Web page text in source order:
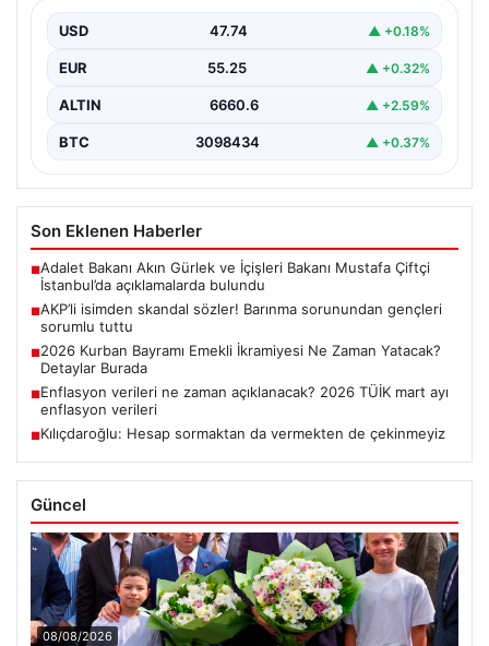
Sorunu ve Gençlerin Sorumluluğu Üzerine Tartışmalar",
"content":…
USD 47.74 ▲ +0.18%
EUR 55.25 ▲ +0.32%
ALTIN 6660.6 ▲ +2.59%
BTC 3098434 ▲ +0.37%
Son Eklenen Haberler
■Adalet Bakanı Akın Gürlek ve İçişleri Bakanı Mustafa Çiftçi
İstanbul’da açıklamalarda bulundu
■AKP’li isimden skandal sözler! Barınma sorunundan gençleri
sorumlu tuttu
■2026 Kurban Bayramı Emekli İkramiyesi Ne Zaman Yatacak?
Detaylar Burada
■Enflasyon verileri ne zaman açıklanacak? 2026 TÜİK mart ayı
enflasyon verileri
■Kılıçdaroğlu: Hesap sormaktan da vermekten de çekinmeyiz
Güncel
08/08/2026